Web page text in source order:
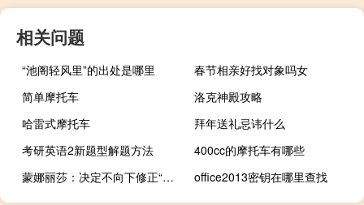
相关问题
“池阁轻风里”的出处是哪里
春节相亲好找对象吗女
简单摩托车
洛克神殿攻略
哈雷式摩托车
拜年送礼忌讳什么
考研英语2新题型解题方法
400cc的摩托车有哪些
蒙娜丽莎：决定不向下修正“蒙娜转债”转股价格
office2013密钥在哪里查找